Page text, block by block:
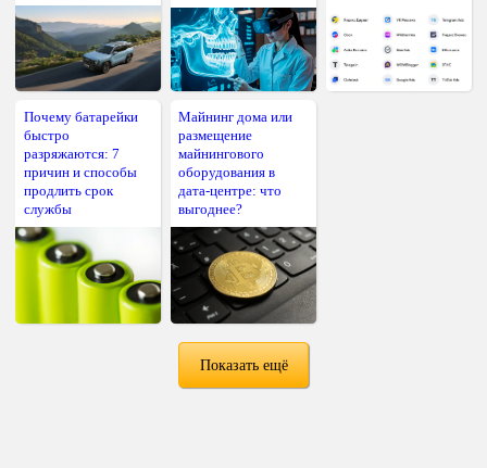
Почему батарейки
быстро
разряжаются: 7
причин и способы
продлить срок
службы
Майнинг дома или
размещение
майнингового
оборудования в
дата-центре: что
выгоднее?
Показать ещё